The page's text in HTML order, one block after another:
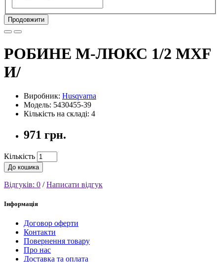
Продовжити
РОБИНЕ М-ЛЮКС 1/2 MXF
И/
Виробник: Husqvarna
Модель: 5430455-39
Кількість на складі: 4
971 грн.
Кількість
До кошика
Відгуків: 0 /Написати відгук
Інформація
Договор оферти
Контакти
Повернення товару
Про нас
Доставка та оплата